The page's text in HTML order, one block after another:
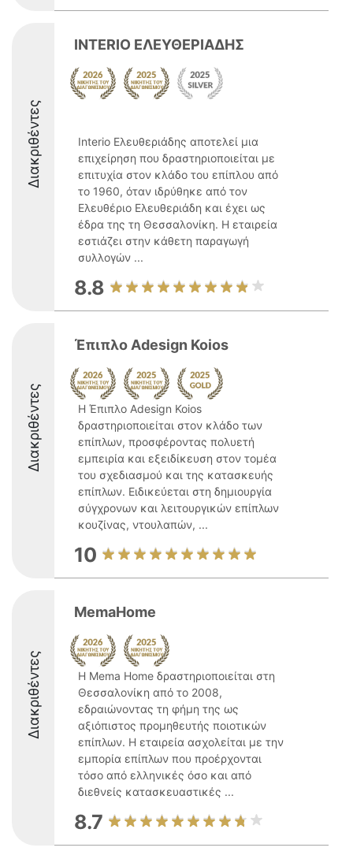
Διακριθέντες
INTERIO ΕΛΕΥΘΕΡΙΑΔΗΣ
Interio Ελευθεριάδης αποτελεί μια
επιχείρηση που δραστηριοποιείται με
επιτυχία στον κλάδο του επίπλου από
το 1960, όταν ιδρύθηκε από τον
Ελευθέριο Ελευθεριάδη και έχει ως
έδρα της τη Θεσσαλονίκη. Η εταιρεία
εστιάζει στην κάθετη παραγωγή
συλλογών ...
8.8
Διακριθέντες
Έπιπλο Adesign Koios
Η Έπιπλο Adesign Koios
δραστηριοποιείται στον κλάδο των
επίπλων, προσφέροντας πολυετή
εμπειρία και εξειδίκευση στον τομέα
του σχεδιασμού και της κατασκευής
επίπλων. Ειδικεύεται στη δημιουργία
σύγχρονων και λειτουργικών επίπλων
κουζίνας, ντουλαπών, ...
10
Διακριθέντες
MemaHome
Η Mema Home δραστηριοποιείται στη
Θεσσαλονίκη από το 2008,
εδραιώνοντας τη φήμη της ως
αξιόπιστος προμηθευτής ποιοτικών
επίπλων. Η εταιρεία ασχολείται με την
εμπορία επίπλων που προέρχονται
τόσο από ελληνικές όσο και από
διεθνείς κατασκευαστικές ...
8.7